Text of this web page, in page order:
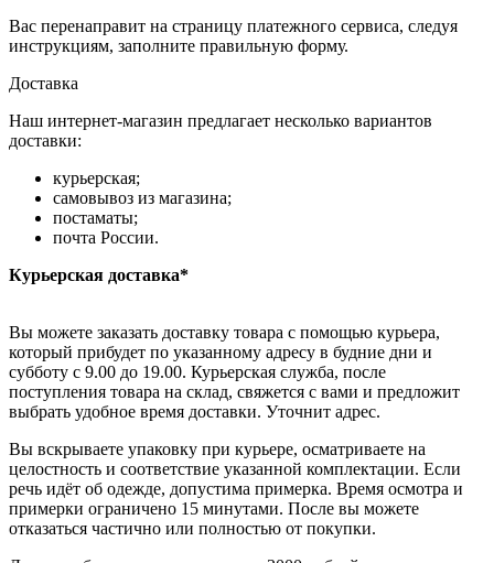
Вас перенаправит на страницу платежного сервиса, следуя
инструкциям, заполните правильную форму.
Доставка
Наш интернет-магазин предлагает несколько вариантов
доставки:
курьерская;
самовывоз из магазина;
постаматы;
почта России.
Курьерская доставка*
Вы можете заказать доставку товара с помощью курьера,
который прибудет по указанному адресу в будние дни и
субботу с 9.00 до 19.00. Курьерская служба, после
поступления товара на склад, свяжется с вами и предложит
выбрать удобное время доставки. Уточнит адрес.
Вы вскрываете упаковку при курьере, осматриваете на
целостность и соответствие указанной комплектации. Если
речь идёт об одежде, допустима примерка. Время осмотра и
примерки ограничено 15 минутами. После вы можете
отказаться частично или полностью от покупки.